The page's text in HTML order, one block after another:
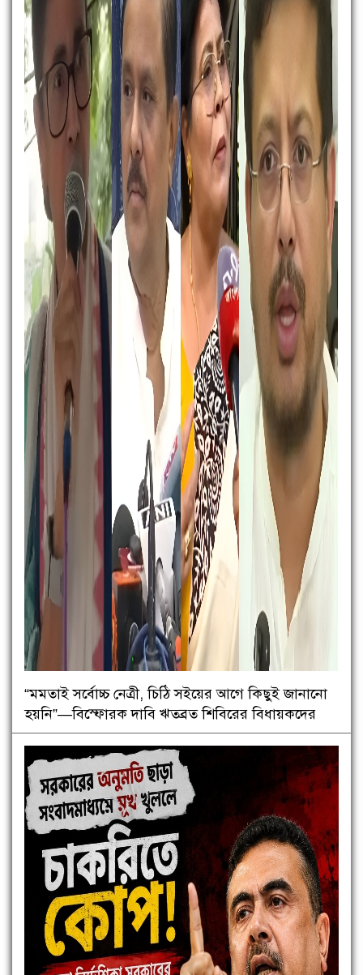
“মমতাই সর্বোচ্চ নেত্রী, চিঠি সইয়ের আগে কিছুই জানানো
হয়নি”—বিস্ফোরক দাবি ঋতব্রত শিবিরের বিধায়কদের